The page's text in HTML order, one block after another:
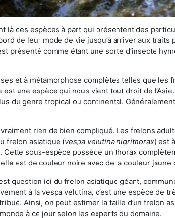
là des espèces à part qui présentent des
de leur mode de vie jusqu’à arriver aux traits
présenté comme étant une sorte d’insecte
et à métamorphose complètes telles que les
une espèce qui nous vient tout droit de
du genre tropical ou continental.
vraiment rien de bien compliqué. Les frelons
frelon asiatique (vespa velutina nigrithorax) est
sous-espèce possède un thorax
est de couleur noire avec de la couleur jaune
question ici du frelon asiatique géant,
à la vespa velutina, c’est une espèce de
Ainsi, on peut estimer la taille d’un frelon
à ce jour selon les experts du domaine.